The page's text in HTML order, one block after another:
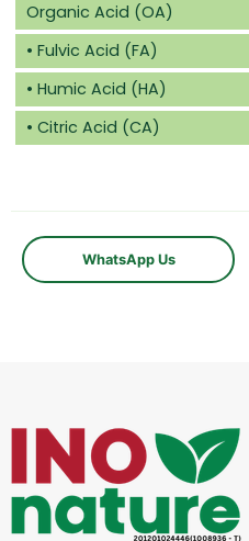
Organic Acid (OA)
• Fulvic Acid (FA)
• Humic Acid (HA)
• Citric Acid (CA)
WhatsApp Us